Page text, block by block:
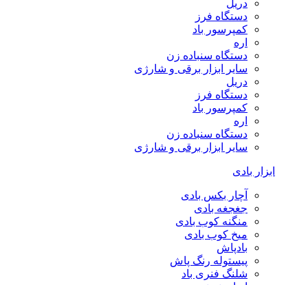
دریل
دستگاه فرز
کمپرسور باد
اره
دستگاه سنباده زن
سایر ابزار برقی و شارژی
دریل
دستگاه فرز
کمپرسور باد
اره
دستگاه سنباده زن
سایر ابزار برقی و شارژی
ابزار بادی
آچار بکس بادی
جغجغه بادی
منگنه کوب بادی
میخ کوب بادی
بادپاش
پیستوله رنگ پاش
شلنگ فنری باد